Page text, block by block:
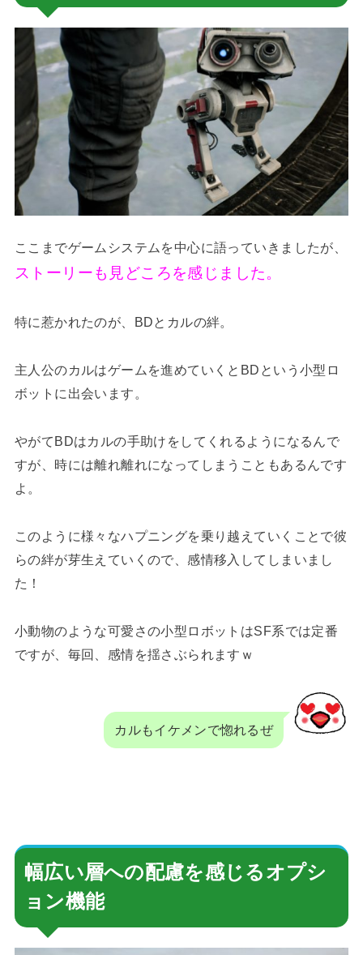
ここまでゲームシステムを中心に語っていきましたが、
ストーリーも見どころを感じました。
特に惹かれたのが、BDとカルの絆。
主人公のカルはゲームを進めていくとBDという小型ロ
ボットに出会います。
やがてBDはカルの手助けをしてくれるようになるんで
すが、時には離れ離れになってしまうこともあるんです
よ。
このように様々なハプニングを乗り越えていくことで彼
らの絆が芽生えていくので、感情移入してしまいまし
た！
小動物のような可愛さの小型ロボットはSF系では定番
ですが、毎回、感情を揺さぶられますｗ
カルもイケメンで惚れるぜ
幅広い層への配慮を感じるオプシ
ョン機能